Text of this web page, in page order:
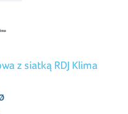
z siatką RDJ Klima